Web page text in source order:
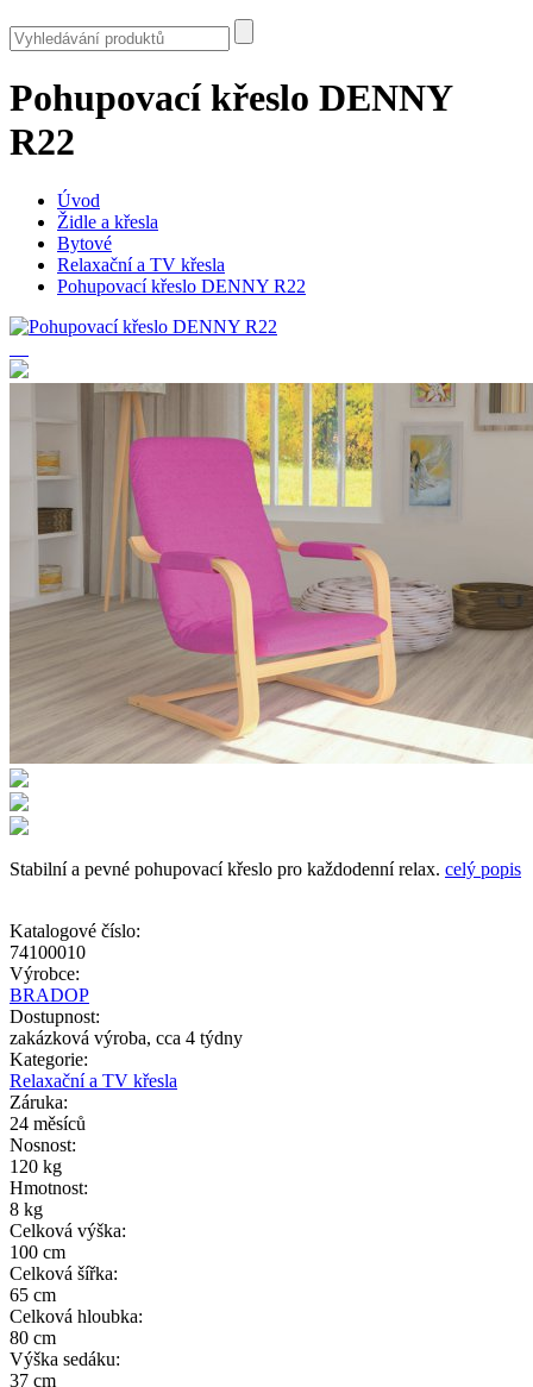
Pohupovací křeslo DENNY
R22
Úvod
Židle a křesla
Bytové
Relaxační a TV křesla
Pohupovací křeslo DENNY R22
Stabilní a pevné pohupovací křeslo pro každodenní relax. celý popis
Katalogové číslo:
74100010
Výrobce:
BRADOP
Dostupnost:
zakázková výroba, cca 4 týdny
Kategorie:
Relaxační a TV křesla
Záruka:
24 měsíců
Nosnost:
120 kg
Hmotnost:
8 kg
Celková výška:
100 cm
Celková šířka:
65 cm
Celková hloubka:
80 cm
Výška sedáku:
37 cm